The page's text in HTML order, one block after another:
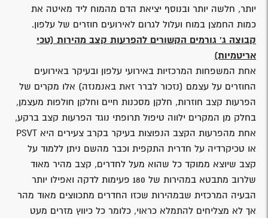
יותר, חלשה יותר ובנוסף יציאת הדם מהמוח ליד מאיטה את
כמות החמצן במוח ועלול לגרום לאירועים חוזרים של עלפון.
קבוצה ג' גורמים הקשורים להפרעות קצב מהירות (טכי
אריטמיות)
אחת המשפחות המרכזיות באירועי עלפון ובעיקר באירועים
החוזרים על עצמם (נזכור לברר זאת באנמנזה) אלו מקרים של
הפרעות קצב חוזרות, חלקן מסכנות חיים וחלקן חולפות מעצמן,
בחלק מן המקרים ילווה טיפול תרופתי נוגד הפרעות קצב ברקע,
אחת מהפרעות הקצב הנפוצות בעיקר בקרב צעירים היא PSVT
או טכיקרדיה על חדרית התקפית וכבר מהשם ניתן ללמוד על
קצב שיוצא ממוקד כל שהוא מעל לחדרים, קצב מהיר מאוד
שלרוב מתבטא במהירות של 180 פעימות לדקה ואפילו יותר
הבעיה המרכזית שבמהירות שכזו החדרים מתכווצים מאוד מהר
אך לא מצליחים להתמלא כראוי, כלומר כל כיווץ מזרים מעט